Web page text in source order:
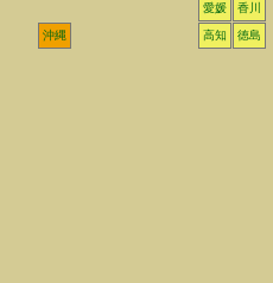
愛媛 香川
沖縄 高知 徳島